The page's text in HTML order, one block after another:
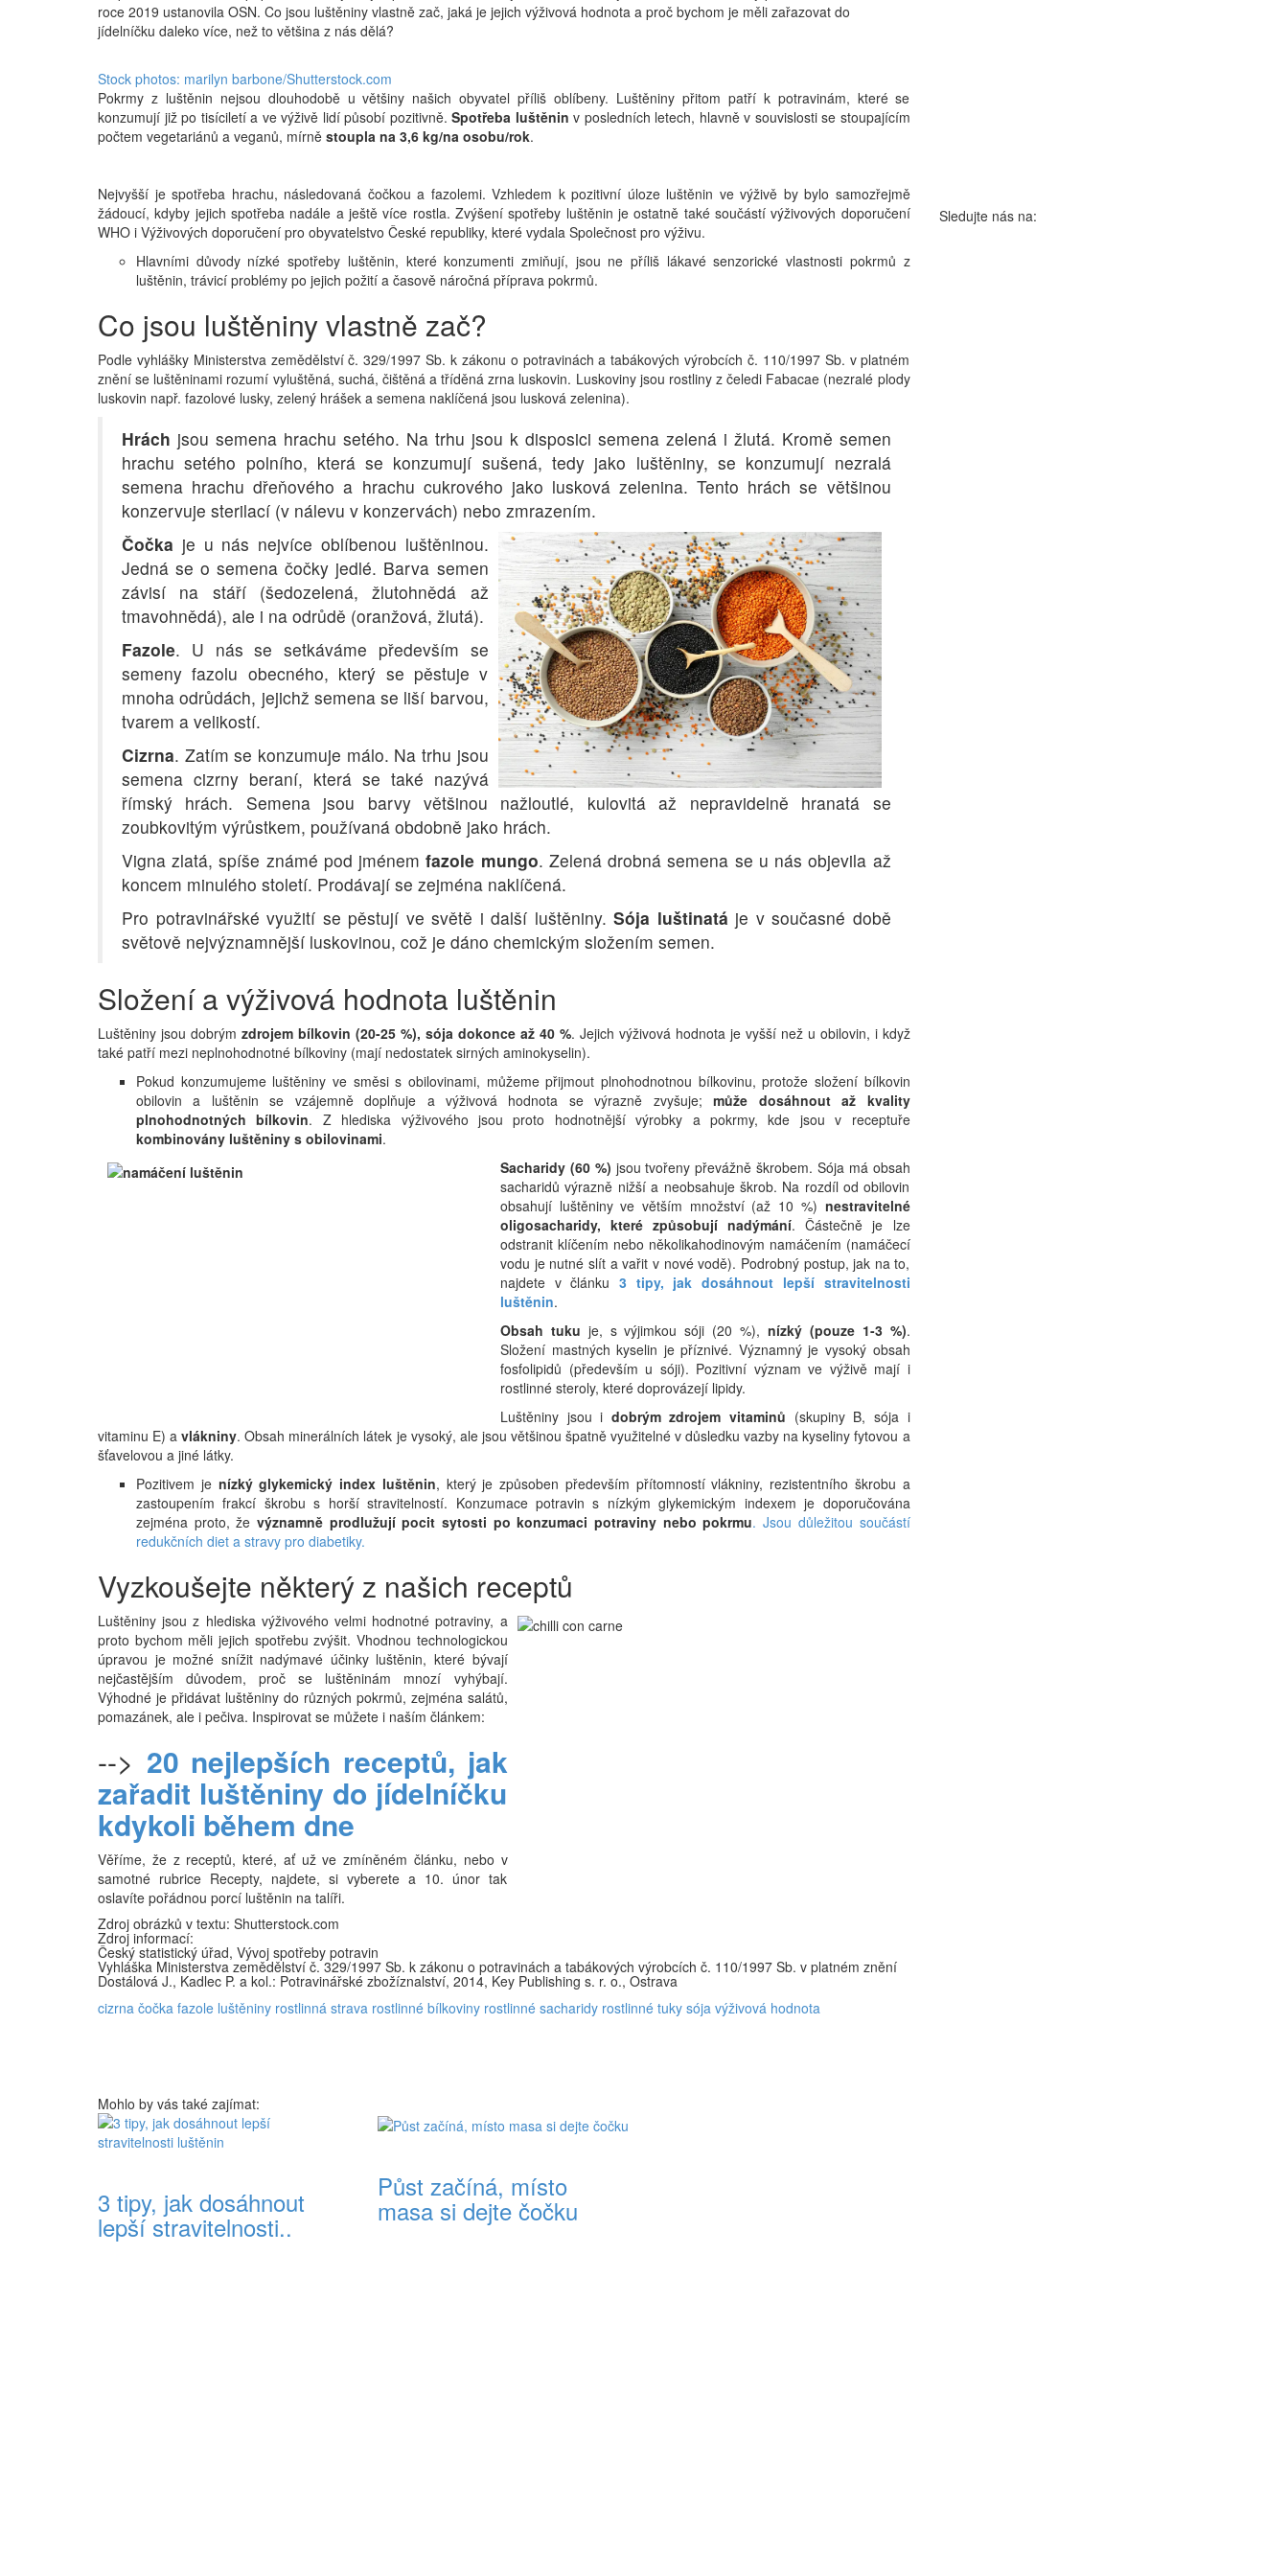
roce 2019 ustanovila OSN. Co jsou luštěniny vlastně zač, jaká je jejich výživová hodnota a proč bychom je měli zařazovat do
jídelníčku daleko více, než to většina z nás dělá?
Stock photos: marilyn barbone/Shutterstock.com
Pokrmy z luštěnin nejsou dlouhodobě u většiny našich obyvatel příliš oblíbeny. Luštěniny přitom patří k potravinám, které se
konzumují již po tisíciletí a ve výživě lidí působí pozitivně. Spotřeba luštěnin v posledních letech, hlavně v souvislosti se stoupajícím
počtem vegetariánů a veganů, mírně stoupla na 3,6 kg/na osobu/rok.
Nejvyšší je spotřeba hrachu, následovaná čočkou a fazolemi. Vzhledem k pozitivní úloze luštěnin ve výživě by bylo samozřejmě
žádoucí, kdyby jejich spotřeba nadále a ještě více rostla. Zvýšení spotřeby luštěnin je ostatně také součástí výživových doporučení
WHO i Výživových doporučení pro obyvatelstvo České republiky, které vydala Společnost pro výživu.
Hlavními důvody nízké spotřeby luštěnin, které konzumenti zmiňují, jsou ne příliš lákavé senzorické vlastnosti pokrmů z
luštěnin, trávicí problémy po jejich požití a časově náročná příprava pokrmů.
Co jsou luštěniny vlastně zač?
Podle vyhlášky Ministerstva zemědělství č. 329/1997 Sb. k zákonu o potravinách a tabákových výrobcích č. 110/1997 Sb. v platném
znění se luštěninami rozumí vyluštěná, suchá, čištěná a tříděná zrna luskovin. Luskoviny jsou rostliny z čeledi Fabacae (nezralé plody
luskovin např. fazolové lusky, zelený hrášek a semena naklíčená jsou lusková zelenina).
Hrách jsou semena hrachu setého. Na trhu jsou k disposici semena zelená i žlutá. Kromě semen
hrachu setého polního, která se konzumují sušená, tedy jako luštěniny, se konzumují nezralá
semena hrachu dřeňového a hrachu cukrového jako lusková zelenina. Tento hrách se většinou
konzervuje sterilací (v nálevu v konzervách) nebo zmrazením.
Čočka je u nás nejvíce oblíbenou luštěninou.
Jedná se o semena čočky jedlé. Barva semen
závisí na stáří (šedozelená, žlutohnědá až
tmavohnědá), ale i na odrůdě (oranžová, žlutá).
Fazole. U nás se setkáváme především se
semeny fazolu obecného, který se pěstuje v
mnoha odrůdách, jejichž semena se liší barvou,
tvarem a velikostí.
Cizrna. Zatím se konzumuje málo. Na trhu jsou
semena cizrny beraní, která se také nazývá
římský hrách. Semena jsou barvy většinou nažloutlé, kulovitá až nepravidelně hranatá se
zoubkovitým výrůstkem, používaná obdobně jako hrách.
Vigna zlatá, spíše známé pod jménemfazole mungo. Zelená drobná semena se u nás objevila až
koncem minulého století. Prodávají se zejména naklíčená.
Pro potravinářské využití se pěstují ve světě i další luštěniny. Sója luštinatá je v současné době
světově nejvýznamnější luskovinou, což je dáno chemickým složením semen.
Složení a výživová hodnota luštěnin
Luštěniny jsou dobrým zdrojem bílkovin (20-25 %), sója dokonce až 40 %. Jejich výživová hodnota je vyšší než u obilovin, i když
také patří mezi neplnohodnotné bílkoviny (mají nedostatek sirných aminokyselin).
Pokud konzumujeme luštěniny ve směsi s obilovinami, můžeme přijmout plnohodnotnou bílkovinu, protože složení bílkovin
obilovin a luštěnin se vzájemně doplňuje a výživová hodnota se výrazně zvyšuje;může dosáhnout až kvality
plnohodnotných bílkovin. Z hlediska výživového jsou proto hodnotnější výrobky a pokrmy, kde jsou v receptuře
kombinovány luštěniny s obilovinami.
Sacharidy (60 %) jsou tvořeny převážně škrobem. Sója má obsah
sacharidů výrazně nižší a neobsahuje škrob. Na rozdíl od obilovin
obsahují luštěniny ve větším množství (až 10 %) nestravitelné
oligosacharidy, které způsobují nadýmání. Částečně je lze
odstranit klíčením nebo několikahodinovým namáčením (namáčecí
vodu je nutné slít a vařit v nové vodě). Podrobný postup, jak na to,
najdete v článku3 tipy, jak dosáhnout lepší stravitelnosti
luštěnin.
Obsah tuku je, s výjimkou sóji (20 %), nízký (pouze 1-3 %).
Složení mastných kyselin je příznivé. Významný je vysoký obsah
fosfolipidů (především u sóji). Pozitivní význam ve výživě mají i
rostlinné steroly, které doprovázejí lipidy.
Luštěniny jsou i dobrým zdrojem vitaminů (skupiny B, sója i
vitaminu E) avlákniny. Obsah minerálních látek je vysoký, ale jsou většinou špatně využitelné v důsledku vazby na kyseliny fytovou a
šťavelovou a jiné látky.
Pozitivem je nízký glykemický index luštěnin, který je způsoben především přítomností vlákniny, rezistentního škrobu a
zastoupením frakcí škrobu s horší stravitelností. Konzumace potravin s nízkým glykemickým indexem je doporučována
zejména proto, ževýznamně prodlužují pocit sytosti po konzumaci potraviny nebo pokrmu. Jsou důležitou součástí
redukčních diet a stravy pro diabetiky.
Vyzkoušejte některý z našich receptů
Luštěniny jsou z hlediska výživového velmi hodnotné potraviny, a
proto bychom měli jejich spotřebu zvýšit. Vhodnou technologickou
úpravou je možné snížit nadýmavé účinky luštěnin, které bývají
nejčastějším důvodem, proč se luštěninám mnozí vyhýbají.
Výhodné je přidávat luštěniny do různých pokrmů, zejména salátů,
pomazánek, ale i pečiva. Inspirovat se můžete i naším článkem:
--> 20 nejlepších receptů, jak
zařadit luštěniny do jídelníčku
kdykoli během dne
Věříme, že z receptů, které, ať už ve zmíněném článku, nebo v
samotné rubrice Recepty, najdete, si vyberete a 10. únor tak
oslavíte pořádnou porcí luštěnin na talíři.
Zdroj obrázků v textu: Shutterstock.com
Zdroj informací:
Český statistický úřad, Vývoj spotřeby potravin
Vyhláška Ministerstva zemědělství č. 329/1997 Sb. k zákonu o potravinách a tabákových výrobcích č. 110/1997 Sb. v platném znění
Dostálová J., Kadlec P. a kol.: Potravinářské zbožíznalství, 2014, Key Publishing s. r. o., Ostrava
cizrna čočka fazole luštěniny rostlinná strava rostlinné bílkoviny rostlinné sacharidy rostlinné tuky sója výživová hodnota
Mohlo by vás také zajímat:
3 tipy, jak dosáhnout
lepší stravitelnosti..
Půst začíná, místo
masa si dejte čočku
Sledujte nás na: